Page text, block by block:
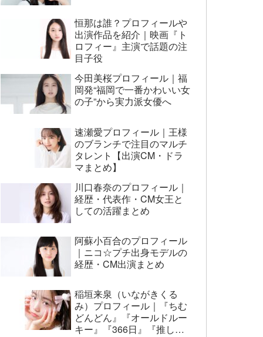
恒那は誰？プロフィールや
出演作品を紹介｜映画『ト
ロフィー』主演で話題の注
目子役
今田美桜プロフィール｜福
岡発“福岡で一番かわいい女
の子”から実力派女優へ
速瀬愛プロフィール｜王様
のブランチで注目のマルチ
タレント【出演CM・ドラ
マまとめ】
川口春奈のプロフィール｜
経歴・代表作・CM女王と
しての活躍まとめ
阿蘇小百合のプロフィール
｜ニコ☆プチ出身モデルの
経歴・CM出演まとめ
稲垣来泉（いながきくる
み）プロフィール｜『ちむ
どんどん』『オールドルー
キー』『366日』『推しの